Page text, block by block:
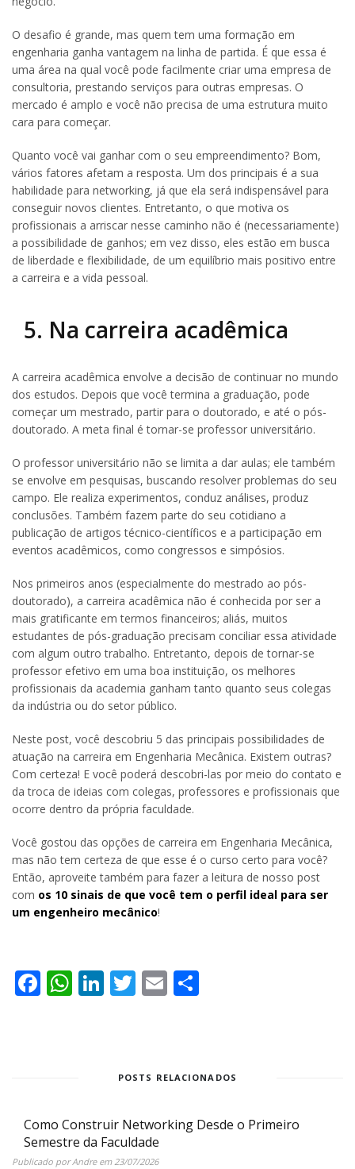
O desafio é grande, mas quem tem uma formação em
engenharia ganha vantagem na linha de partida. É que essa é
uma área na qual você pode facilmente criar uma empresa de
consultoria, prestando serviços para outras empresas. O
mercado é amplo e você não precisa de uma estrutura muito
cara para começar.
Quanto você vai ganhar com o seu empreendimento? Bom,
vários fatores afetam a resposta. Um dos principais é a sua
habilidade para networking, já que ela será indispensável para
conseguir novos clientes. Entretanto, o que motiva os
profissionais a arriscar nesse caminho não é (necessariamente)
a possibilidade de ganhos; em vez disso, eles estão em busca
de liberdade e flexibilidade, de um equilíbrio mais positivo entre
a carreira e a vida pessoal.
5. Na carreira acadêmica
A carreira acadêmica envolve a decisão de continuar no mundo
dos estudos. Depois que você termina a graduação, pode
começar um mestrado, partir para o doutorado, e até o pós-
doutorado. A meta final é tornar-se professor universitário.
O professor universitário não se limita a dar aulas; ele também
se envolve em pesquisas, buscando resolver problemas do seu
campo. Ele realiza experimentos, conduz análises, produz
conclusões. Também fazem parte do seu cotidiano a
publicação de artigos técnico-científicos e a participação em
eventos acadêmicos, como congressos e simpósios.
Nos primeiros anos (especialmente do mestrado ao pós-
doutorado), a carreira acadêmica não é conhecida por ser a
mais gratificante em termos financeiros; aliás, muitos
estudantes de pós-graduação precisam conciliar essa atividade
com algum outro trabalho. Entretanto, depois de tornar-se
professor efetivo em uma boa instituição, os melhores
profissionais da academia ganham tanto quanto seus colegas
da indústria ou do setor público.
Neste post, você descobriu 5 das principais possibilidades de
atuação na carreira em Engenharia Mecânica. Existem outras?
Com certeza! E você poderá descobri-las por meio do contato e
da troca de ideias com colegas, professores e profissionais que
ocorre dentro da própria faculdade.
Você gostou das opções de carreira em Engenharia Mecânica,
mas não tem certeza de que esse é o curso certo para você?
Então, aproveite também para fazer a leitura de nosso post
com os 10 sinais de que você tem o perfil ideal para ser
um engenheiro mecânico!
Facebook
WhatsApp
LinkedIn
Twitter
Email
POSTS RELACIONADOS
Como Construir Networking Desde o Primeiro
Semestre da Faculdade
Publicado porAndreem23/07/2026